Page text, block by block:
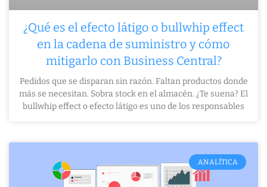
¿Qué es el efecto látigo o bullwhip effect
en la cadena de suministro y cómo
mitigarlo con Business Central?
Pedidos que se disparan sin razón. Faltan productos donde
más se necesitan. Sobra stock en el almacén. ¿Te suena? El
bullwhip effect o efecto látigo es uno de los responsables
ANALÍTICA